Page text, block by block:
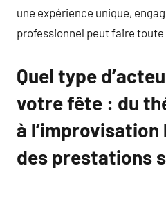
une expérience unique,
professionnel peut faire
Quel type
votre fête : du
à
des prestations